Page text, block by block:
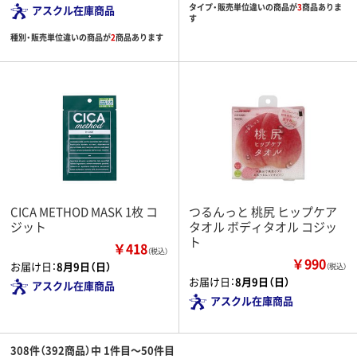
アスクル在庫商品
種別・販売単位違いの商品が2商品あります
タイプ・販売単位違いの商品が3商品ありま
す
CICA METHOD MASK 1枚 コ
ジット
￥418（税込）
お届け日：8月9日（日）
アスクル在庫商品
つるんっと 桃尻 ヒップケア
タオル ボディタオル コジッ
ト
￥990（税込）
お届け日：8月9日（日）
アスクル在庫商品
308件（392商品）中 1件目～50件目